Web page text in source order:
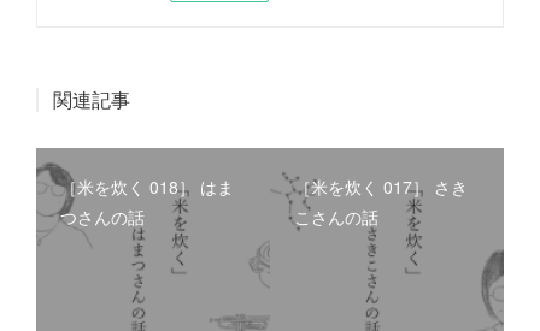
関連記事
［米を炊く 018］ はま
つさんの話
［米を炊く 017］ さき
こさんの話